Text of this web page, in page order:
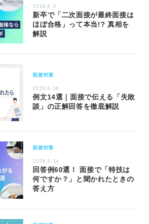
2026.6.3
新卒で「二次面接が最終面接は
ほぼ合格」って本当!? 真相を
解説
面接対策
2026.6.26
例文14選｜面接で伝える「失敗
談」の正解回答を徹底解説
面接対策
2026.5.14
回答例60選！ 面接で「特技は
何ですか？」と聞かれたときの
答え方